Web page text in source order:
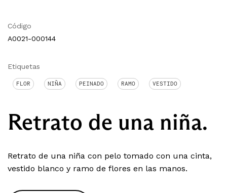
Código
A0021-000144
Etiquetas
FLOR NIÑA PEINADO RAMO VESTIDO
Retrato de una niña.
Retrato de una niña con pelo tomado con una cinta,
vestido blanco y ramo de flores en las manos.